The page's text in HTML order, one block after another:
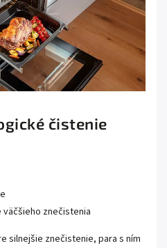
čistenie
znečistenia
silnejšie znečistenie, para s ním